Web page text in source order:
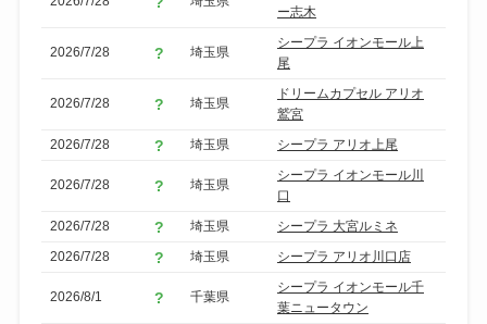
ー志木
2026/7/28 埼玉県
シープラ イオンモール上
尾
2026/7/28 埼玉県
ドリームカプセル アリオ
鷲宮
2026/7/28
埼玉県 シープラ アリオ上尾
2026/7/28 埼玉県
シープラ イオンモール川
口
2026/7/28
埼玉県
シープラ 大宮ルミネ
2026/7/28
埼玉県 シープラ アリオ川口店
2026/8/1 千葉県
シープラ イオンモール千
葉ニュータウン